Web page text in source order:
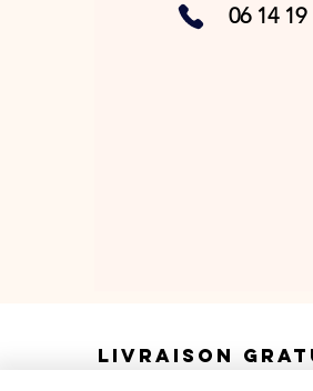
06 14 19
LIVRAISON